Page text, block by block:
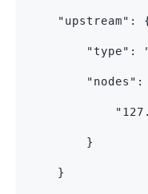
"upstream":
"type":
"nodes":
        }
    }